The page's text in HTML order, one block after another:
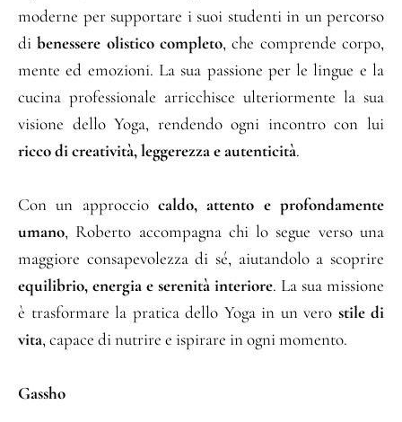
moderne per supportare i suoi studenti in un percorso
dibenessere olistico completo, che comprende corpo,
mente ed emozioni. La sua passione per le lingue e la
cucina professionale arricchisce ulteriormente la sua
visione dello Yoga, rendendo ogni incontro con lui
ricco di creatività, leggerezza e autenticità.
Con un approccio caldo, attento e profondamente
umano, Roberto accompagna chi lo segue verso una
maggiore consapevolezza di sé, aiutandolo a scoprire
equilibrio, energia e serenità interiore. La sua missione
è trasformare la pratica dello Yoga in un vero stile di
vita, capace di nutrire e ispirare in ogni momento.
Gassho